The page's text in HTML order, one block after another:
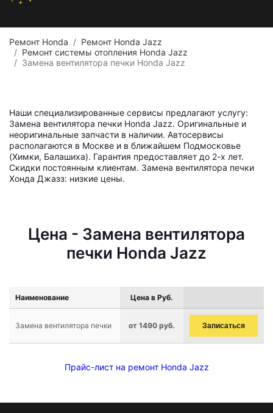
Ремонт Honda
Ремонт Honda Jazz
Ремонт системы отопления Honda Jazz
Замена вентилятора печки Honda Jazz
Наши специализированные сервисы предлагают услугу:
Замена вентилятора печки Honda Jazz. Оригинальные и
неоригинальные запчасти в наличии. Автосервисы
располагаются в Москве и в ближайшем Подмосковье
(Химки, Балашиха). Гарантия предоставляет до 2-х лет.
Скидки постоянным клиентам. Замена вентилятора печки
Хонда Джазз: низкие цены.
Цена - Замена вентилятора
печки Honda Jazz
Наименование Цена в Руб.
Замена вентилятора печки от 1490 руб. Записаться
Прайс-лист на ремонт Honda Jazz